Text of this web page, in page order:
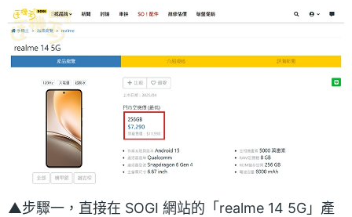
▲步驟一，直接在 SOGI 網站的「realme 14 5G」產